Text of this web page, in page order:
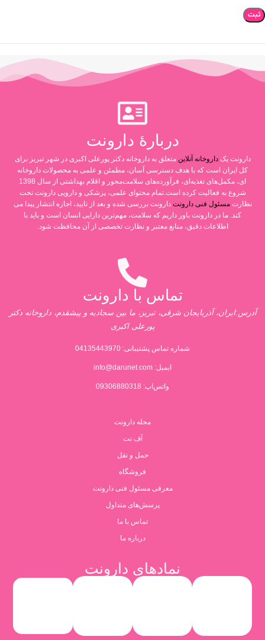
دربارۀ دارونت
دارونت یکداروخانه آنلاین متعلق به داروخانه دکتر پورعلی اکبری در شهر تبریز برای
کل ایران است که با هدف دسترسی آسان، مطمئن و علمی به محصولات داروخانه
ای، مکمل‌های تغذیه‌ای، فرآورده‌های سلامت‌محور و اقلام بهداشتی از سال 1398
شروع به فعالیت کرده است.تمام محتوای علمی، پزشکی و دارویی دارونت تحت
نظارتمسئول فنی دارونت دارونت بررسی شده و بعد از تایید، اجازه انتشار پیدا می
کند. ما در دارونت باور داریم که سلامت، مهم‌ترین دارایی انسان است و باید با
اطلاعات دقیق، منابع معتبر و نظارت تخصصی از آن محافظت شود.
تماس با دارونت
آدرس:ایران، آذربایجان شرقی، تبریز، ما بین سجادیه و پیشقدم، داروخانه دکتر
پورعلی اکبری
شماره تماس پشتیبانی: 04135443970
ایمیل: info@darunet.com
واتس‌اپ: 09306880318
مجله دارونت
آف نت
حمل و نقل
فروشگاه
معرفی مسئول فنی دارونت
پرسش‌های متداول
تماس با ما
درباره ما
نمادهای دارونت